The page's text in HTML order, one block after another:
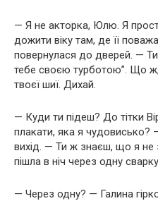
— Я не акторка, Юлю. Я
дожити віку там, де її
повернулася до дверей. —
тебе своєю турботою”. Що
твоєї шиї. Дихай.
— Куди ти підеш? До тітки
плакати, яка я
вихід. — Ти ж знаєш, що я
пішла в ніч через одну
— Через одну? — Галина